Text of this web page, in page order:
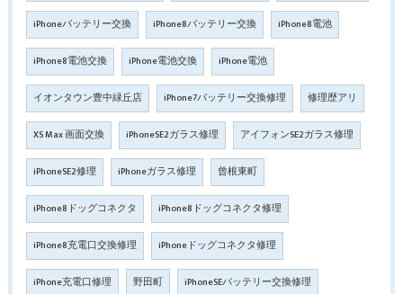
iPhoneバッテリー交換 iPhone8バッテリー交換 iPhone8電池
iPhone8電池交換 iPhone電池交換 iPhone電池
イオンタウン豊中緑丘店 iPhone7バッテリー交換修理 修理歴アリ
XS Max 画面交換 iPhoneSE2ガラス修理 アイフォンSE2ガラス修理
iPhoneSE2修理 iPhoneガラス修理 曾根東町
iPhone8ドッグコネクタ iPhone8ドッグコネクタ修理
iPhone8充電口交換修理 iPhoneドッグコネクタ修理
iPhone充電口修理 野田町 iPhoneSEバッテリー交換修理